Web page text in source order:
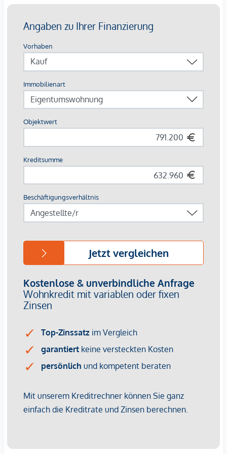
Ausführung und Ausstattung sind möglich.
Die Wohnungen sind teilweise bis Ende 2029 befristet
vermietet.
KFZ- Garagenstellplatz
von € 42.500,-dazu erworben werden.
dem zu vermittelnden Dritten ein familiäres oder
Der Vermittler ist als Doppelmakler tätig.
*Der Vertrag kommt nicht mit der INFINA Credit Broker
GmbH zustande. Das Objekt wird von einem externen
Immobilienunternehmen angeboten. Allfällige aus dem
gegenüber dem anbietenden Immobilienunternehmen
geltend zu machen. Wir weisen Sie darauf hin, dass die
unverbindliche Vorabinformationen sind und daher ohne
Gewähr erfolgen. Der Vermittler ist als Doppelmakler tätig.